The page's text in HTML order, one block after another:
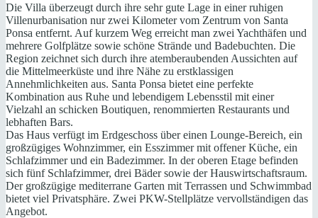
Die Villa überzeugt durch ihre sehr gute Lage in einer ruhigen
Villenurbanisation nur zwei Kilometer vom Zentrum von Santa
Ponsa entfernt. Auf kurzem Weg erreicht man zwei Yachthäfen und
mehrere Golfplätze sowie schöne Strände und Badebuchten. Die
Region zeichnet sich durch ihre atemberaubenden Aussichten auf
die Mittelmeerküste und ihre Nähe zu erstklassigen
Annehmlichkeiten aus. Santa Ponsa bietet eine perfekte
Kombination aus Ruhe und lebendigem Lebensstil mit einer
Vielzahl an schicken Boutiquen, renommierten Restaurants und
lebhaften Bars.
Das Haus verfügt im Erdgeschoss über einen Lounge-Bereich, ein
großzügiges Wohnzimmer, ein Esszimmer mit offener Küche, ein
Schlafzimmer und ein Badezimmer. In der oberen Etage befinden
sich fünf Schlafzimmer, drei Bäder sowie der Hauswirtschaftsraum.
Der großzügige mediterrane Garten mit Terrassen und Schwimmbad
bietet viel Privatsphäre. Zwei PKW-Stellplätze vervollständigen das
Angebot.